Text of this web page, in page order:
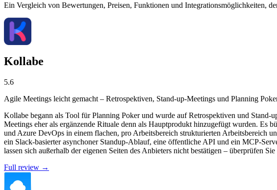
Ein Vergleich von Bewertungen, Preisen, Funktionen und Integrationsmöglichkeiten,
Kollabe
5.6
Agile Meetings leicht gemacht – Retrospektiven, Stand-up-Meetings und Planning
Kollabe begann als Tool für Planning Poker und wurde auf Retrospektiven und
Meetings eher als ergänzende Rituale denn als Hauptprodukt hinzugefügt wurden.
und Azure DevOps in einem flachen, pro Arbeitsbereich strukturierten Arbeitsbereich
ein Slack-basierter asynchoner Standup-Ablauf, eine öffentliche API und ein MCP-
lassen sich außerhalb der eigenen Seiten des Anbieters nicht bestätigen – überprüfen
Full review →